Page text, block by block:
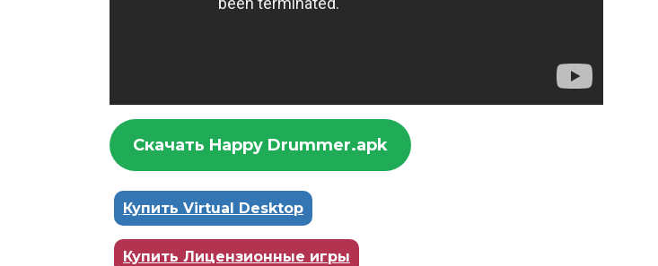
Скачать Happy Drummer.apk
Купить Virtual Desktop
Купить Лицензионные игры